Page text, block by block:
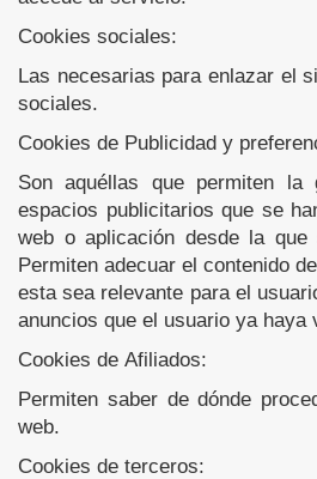
Cookies sociales:
Las necesarias para enlazar el
sociales.
Cookies de Publicidad y
Son aquéllas que permiten la
espacios publicitarios que se
web o aplicación desde la
Permiten adecuar el contenido
esta sea relevante para el
anuncios que el usuario ya haya
Cookies de Afiliados:
Permiten saber de dónde
web.
Cookies de terceros: